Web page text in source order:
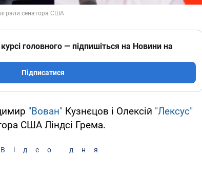
головного — підпишіться на Новини на
Підписатися
"Вован" Кузнєцов і Олексій "Лексус"
США Ліндсі Грема.
Відео дня